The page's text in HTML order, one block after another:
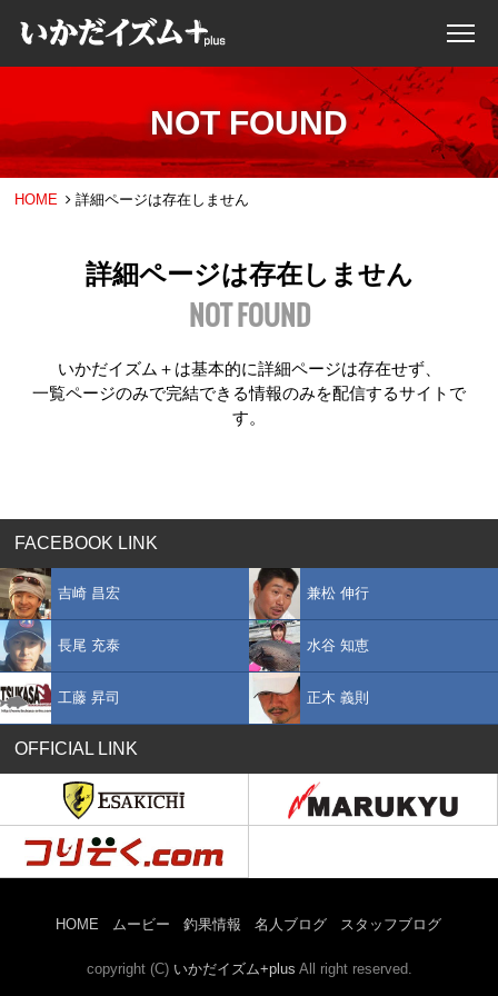
NOT FOUND
HOME 詳細ページは存在しません
詳細ページは存在しません
NOT FOUND
いかだイズム＋は基本的に詳細ページは存在せず、
一覧ページのみで完結できる情報のみを配信するサイトで
す。
FACEBOOK LINK
吉崎 昌宏 兼松 伸行
長尾 充泰 水谷 知恵
工藤 昇司 正木 義則
OFFICIAL LINK
HOME ムービー 釣果情報 名人ブログ スタッフブログ
copyright (C) いかだイズム+plus All right reserved.